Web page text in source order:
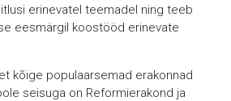
erinevatel teemadel ning teeb
eesmärgil koostööd erinevate
kõige populaarsemad erakonnad
seisuga on Reformierakond ja